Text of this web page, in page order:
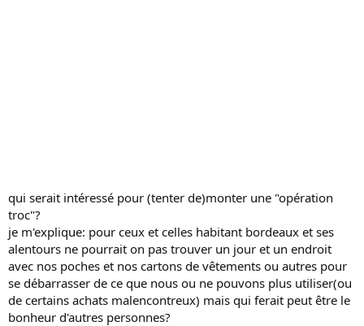
qui serait intéressé pour (tenter de)monter une "opération
troc"?
je m'explique: pour ceux et celles habitant bordeaux et ses
alentours ne pourrait on pas trouver un jour et un endroit
avec nos poches et nos cartons de vêtements ou autres pour
se débarrasser de ce que nous ou ne pouvons plus utiliser(ou
de certains achats malencontreux) mais qui ferait peut être le
bonheur d'autres personnes?